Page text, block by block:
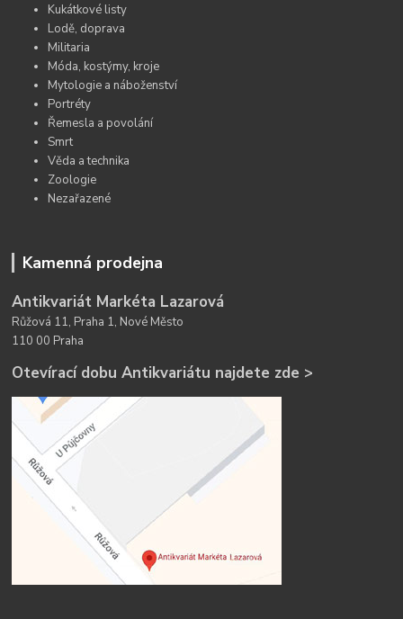
Kukátkové listy
Lodě, doprava
Militaria
Móda, kostýmy, kroje
Mytologie a náboženství
Portréty
Řemesla a povolání
Smrt
Věda a technika
Zoologie
Nezařazené
Kamenná prodejna
Antikvariát Markéta Lazarová
Růžová 11, Praha 1, Nové Město
110 00 Praha
Otevírací dobu Antikvariátu najdete zde >